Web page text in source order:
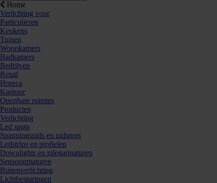
Home
Verlichting voor
Particulieren
Keukens
Tuinen
Woonkamers
Badkamers
Bedrijven
Retail
Horeca
Kantoor
Openbare ruimtes
Producten
Verlichting
Led spots
Spanningsrails en railspots
Ledstrips en profielen
Downlights en inlegarmaturen
Sensorarmaturen
Buitenverlichting
Lichtbesturingen